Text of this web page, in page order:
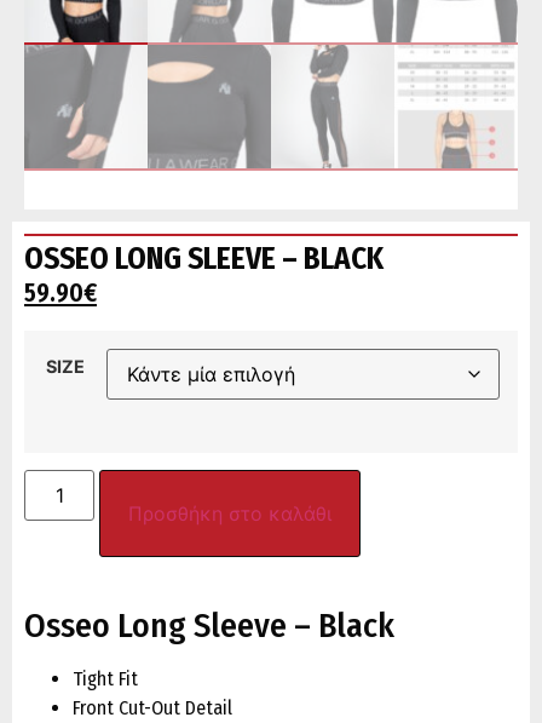
OSSEO LONG SLEEVE – BLACK
59.90€
SIZE
Προσθήκη στο καλάθι
Osseo Long Sleeve – Black
Tight Fit
Front Cut-Out Detail